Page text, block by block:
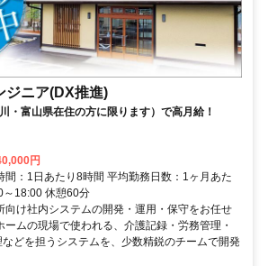
ジニア(DX推進)
・富山県在住の方に限ります）で高月給！
円
間：1日あたり8時間 平均勤務日数：1ヶ月あた
～18:00 休憩60分
向け社内システムの開発・運用・保守をお任せ
ームの現場で使われる、介護記録・労務管理・
どを担うシステムを、少数精鋭のチームで開発